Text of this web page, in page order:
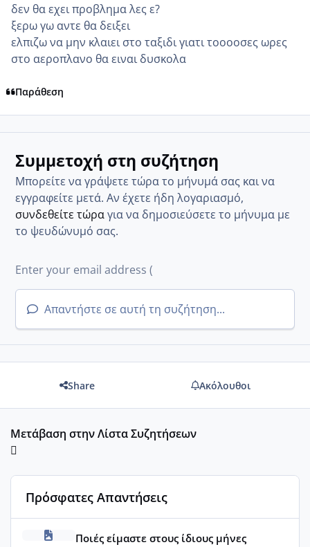
δεν θα εχει προβλημα λες ε?
ξερω γω αντε θα δειξει
ελπιζω να μην κλαιει στο ταξιδι γιατι τοοοοσες ωρες
στο αεροπλανο θα ειναι δυσκολα
Παράθεση
Συμμετοχή στη συζήτηση
Μπορείτε να γράψετε τώρα το μήνυμά σας και να
εγγραφείτε μετά. Αν έχετε ήδη λογαριασμό,
συνδεθείτε τώραγια να δημοσιεύσετε το μήνυμα με
το ψευδώνυμό σας.
Απαντήστε σε αυτή τη συζήτηση...
Share Ακόλουθοι
Μετάβαση στην Λίστα Συζητήσεων
Πρόσφατες Απαντήσεις
Μωράκια Δεκεμβρίου 2026
Ποιές είμαστε στους ίδιους μήνες